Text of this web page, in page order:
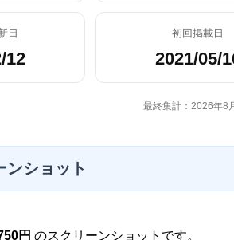
日
12
初回掲載日
2021/05/
最終集計：2026年8
ンショット
円 のスクリーンショットです。